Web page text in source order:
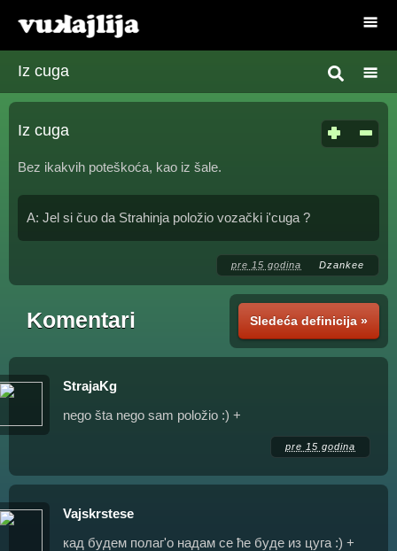
Iz cuga
Iz cuga
Bez ikakvih poteškoća, kao iz šale.
A: Jel si čuo da Strahinja položio vozački i'cuga ?
pre 15 godina Dzankee
Sledeća definicija »
Komentari
StrajaKg
nego šta nego sam položio :) +
pre 15 godina
Vajskrstese
кад будем полаг'о надам се ће буде из цуга :) +